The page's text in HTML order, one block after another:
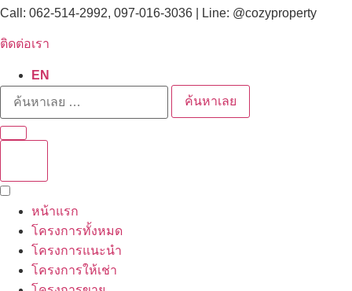
Call: 062-514-2992, 097-016-3036 | Line: @cozyproperty
ติดต่อเรา
EN
ค้นหาเลย
หน้าแรก
โครงการทั้งหมด
โครงการแนะนำ
โครงการให้เช่า